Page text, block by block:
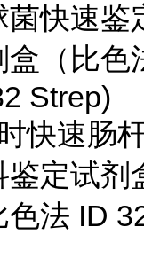
菌快速鉴
盒（比色
Strep)
快速肠
鉴定试剂
色法 ID